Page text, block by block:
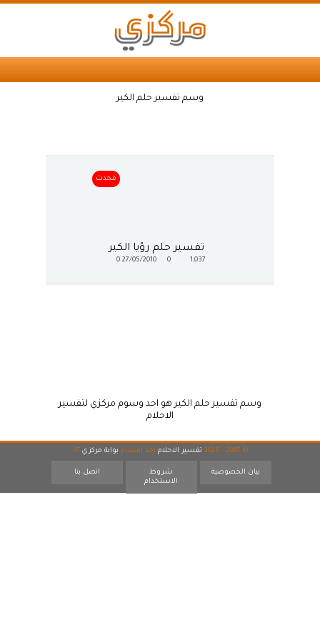
وسم تفسير حلم الكير
محدث
تفسير حلم رؤيا الكير
1,037
0
27/05/2010
0
وسم تفسير حلم الكير هو احد وسوم مركزي لتفسير
الاحلام
© 2007 - 2026 تفسير الاحلام احد اقسام بوابة مركزي 17
بيان الخصوصية
شروط
الاستخدام
اتصل بنا